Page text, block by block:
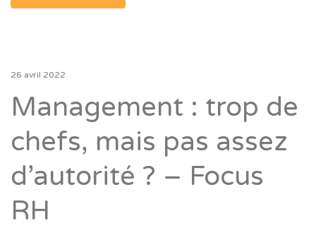
fenêtre)fenêtre)fenêtre)
26 avril 2022
Management : trop de
chefs, mais pas assez
d’autorité ? – Focus
RH